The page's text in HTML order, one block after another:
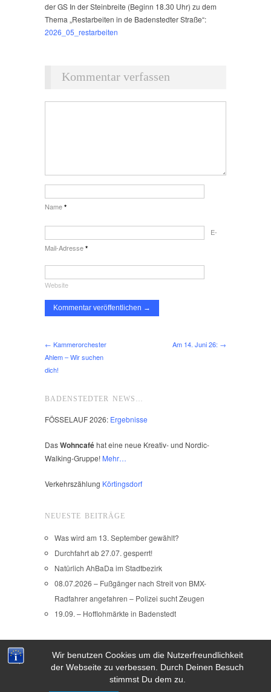
Wir benutzen Cookies um die Nutzerfreundlichkeit
der Webseite zu verbessen. Durch Deinen Besuch
stimmst Du dem zu.
der GS In der Steinbreite (Beginn 18.30 Uhr) zu dem
Thema „Restarbeiten in de Badenstedter Straße“:
2026_05_restarbeiten
Kommentar verfassen
Name *
E-
Mail-Adresse *
Website
← Kammerorchester
Ahlem – Wir suchen
dich!
Am 14. Juni 26: →
BADENSTEDTER NEWS…
FÖSSELAUF 2026: Ergebnisse
DasWohncaféhat eine neue Kreativ- und Nordic-
Walking-Gruppe! Mehr…
Verkehrszählung Körtingsdorf
NEUESTE BEITRÄGE
Was wird am 13. September gewählt?
Durchfahrt ab 27.07. gesperrt!
Natürlich AhBaDa im Stadtbezirk
08.07.2026 – Fußgänger nach Streit von BMX-
Radfahrer angefahren – Polizei sucht Zeugen
19.09. – Hofflohmärkte in Badenstedt
Copyright © 2026